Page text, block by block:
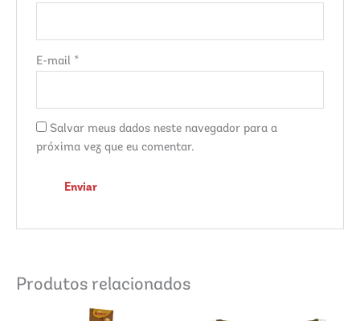
E-mail *
Salvar meus dados neste navegador para a
próxima vez que eu comentar.
Produtos relacionados